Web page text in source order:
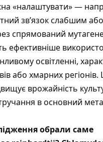
«налаштувати» —
зв’язок слабшим або
спрямований
ефективніше
освітленні,
або хмарних регіонів.
врожайність
в основний
обрали саме